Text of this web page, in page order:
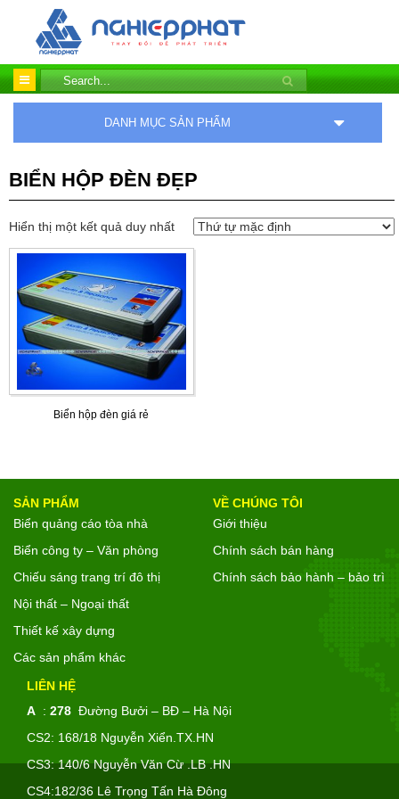
DANH MỤC SẢN PHẨM
BIỂN HỘP ĐÈN ĐẸP
Hiển thị một kết quả duy nhất
Biển hộp đèn giá rẻ
SẢN PHẨM
Biển quảng cáo tòa nhà
Biển công ty – Văn phòng
Chiếu sáng trang trí đô thị
Nội thất – Ngoại thất
Thiết kế xây dựng
Các sản phẩm khác
VỀ CHÚNG TÔI
Giới thiệu
Chính sách bán hàng
Chính sách bảo hành – bảo trì
LIÊN HỆ
A : 278 Đường Bưởi – BĐ – Hà Nội
CS2: 168/18 Nguyễn Xiển.TX.HN
CS3: 140/6 Nguyễn Văn Cừ .LB .HN
CS4:182/36 Lê Trọng Tấn Hà Đông